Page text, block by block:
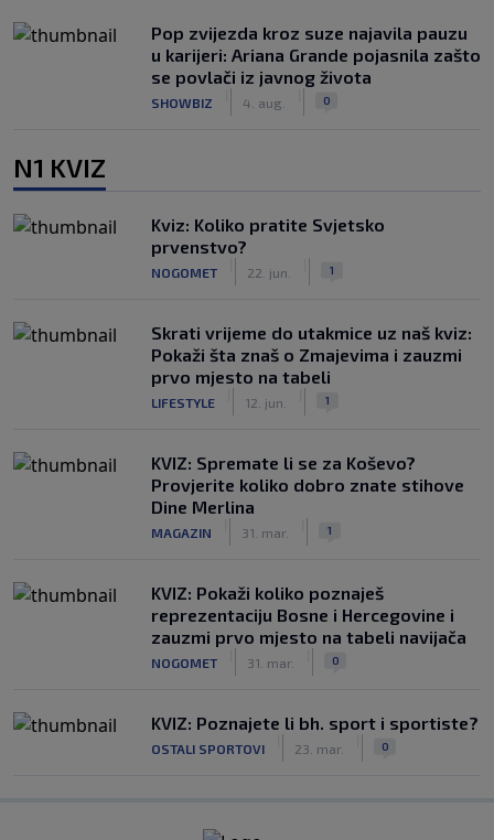
Pop zvijezda kroz suze najavila pauzu
u karijeri: Ariana Grande pojasnila zašto
se povlači iz javnog života
SHOWBIZ 4. aug. 0
N1 KVIZ
Kviz: Koliko pratite Svjetsko
prvenstvo?
NOGOMET 22. jun. 1
Skrati vrijeme do utakmice uz naš kviz:
Pokaži šta znaš o Zmajevima i zauzmi
prvo mjesto na tabeli
LIFESTYLE 12. jun. 1
KVIZ: Spremate li se za Koševo?
Provjerite koliko dobro znate stihove
Dine Merlina
MAGAZIN 31. mar. 1
KVIZ: Pokaži koliko poznaješ
reprezentaciju Bosne i Hercegovine i
zauzmi prvo mjesto na tabeli navijača
NOGOMET 31. mar. 0
KVIZ: Poznajete li bh. sport i sportiste?
OSTALI SPORTOVI 23. mar. 0